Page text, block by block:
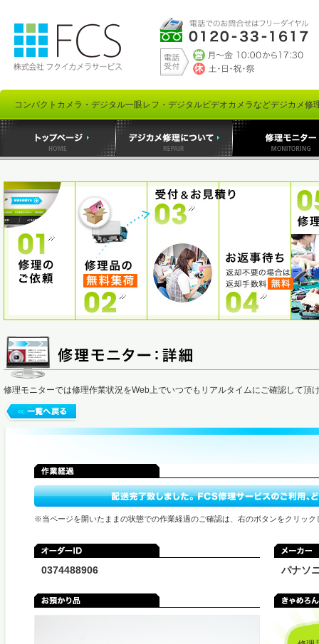
コンパクトカメラ・デジタル一眼レフ・デジタルビデオカメラなどデジカメ修
修理モニターでは修理作業状況をWeb上でいつでもリアルタイムにご確認して頂
※当ページを開いたままの状態での作業経過のご確認は、右のボタンをクリック
0374488906 パナソ